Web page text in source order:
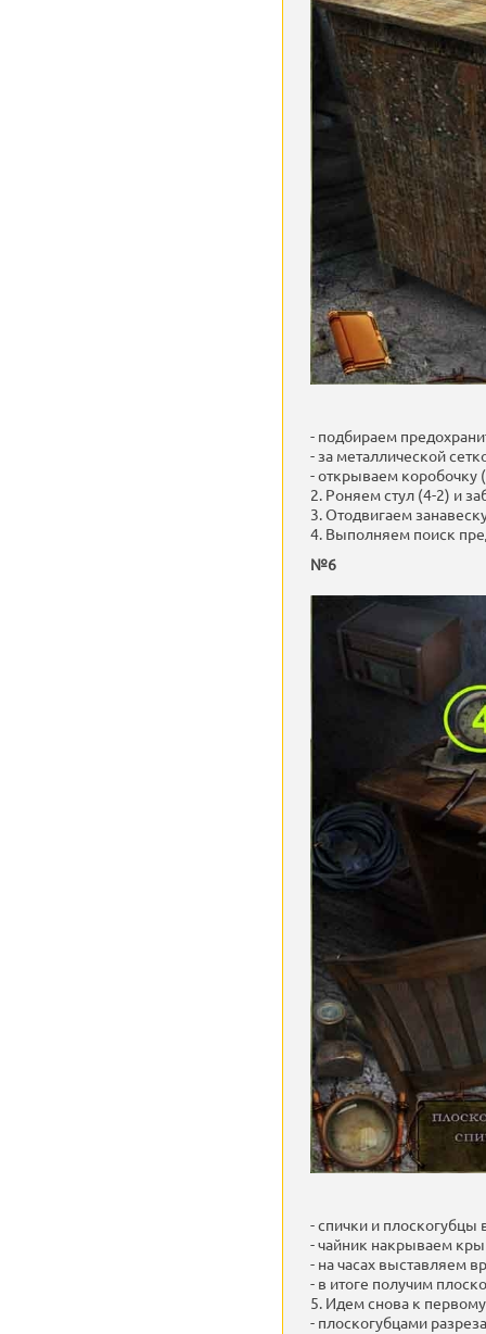
- подбираем
- за металлической
- открываем коробочку
2. Роняем стул (4-2) и
3. Отодвигаем
4. Выполняем поиск
№6
- спички и плоскогубцы
- чайник накрываем
- на часах выставляем
- в итоге получим
5. Идем снова к
- плоскогубцами